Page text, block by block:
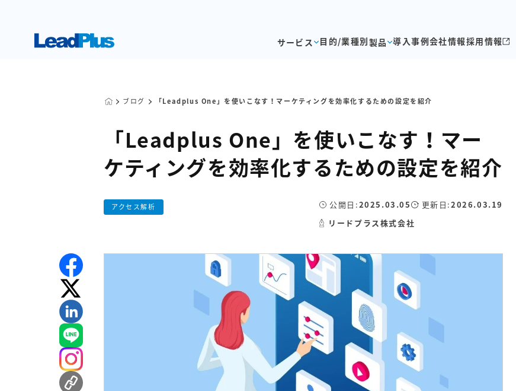
サービス 目的/業種別製品 導入事例会社情報採用情報
ブログ 「Leadplus One」を使いこなす！マーケティングを効率化するための設定を紹介
「Leadplus One」を使いこなす！マー
ケティングを効率化するための設定を紹介
アクセス解析 公開日:2025.03.05 更新日:2026.03.19
リードプラス株式会社